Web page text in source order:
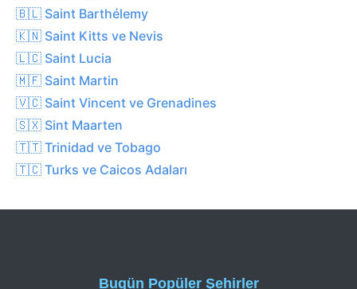
🇧🇱 Saint Barthélemy
🇰🇳 Saint Kitts ve Nevis
🇱🇨 Saint Lucia
🇲🇫 Saint Martin
🇻🇨 Saint Vincent ve Grenadines
🇸🇽 Sint Maarten
🇹🇹 Trinidad ve Tobago
🇹🇨 Turks ve Caicos Adaları
Bugün Popüler Şehirler